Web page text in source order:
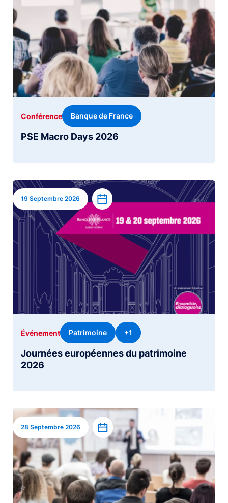
PSE Macro Days 2026
Conférence Banque de France
Image
19 Septembre 2026 Ajouter à l’agenda
Journées européennes du patrimoine
2026
Événement Patrimoine +1
Image
28 Septembre 2026 Ajouter à l’agenda